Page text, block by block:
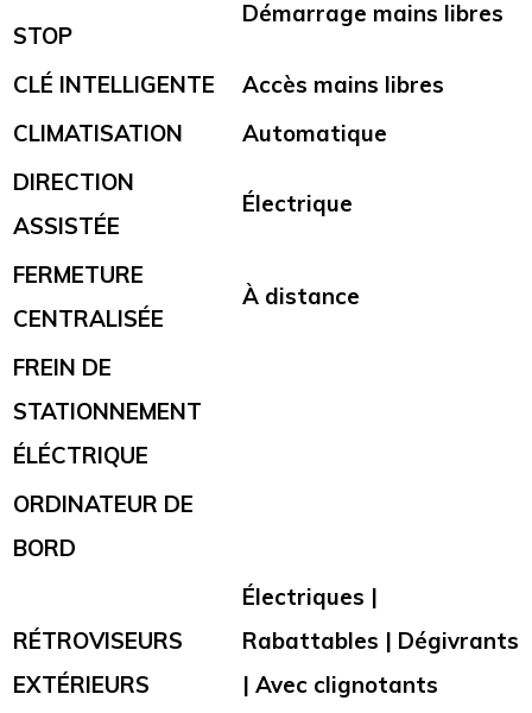
STOP
Démarrage mains libres
CLÉ INTELLIGENTE
Accès mains libres
CLIMATISATION
Automatique
DIRECTION
ASSISTÉE
Électrique
FERMETURE
CENTRALISÉE
À distance
FREIN DE
STATIONNEMENT
ÉLÉCTRIQUE
ORDINATEUR DE
BORD
RÉTROVISEURS
EXTÉRIEURS
Électriques |
Rabattables | Dégivrants
| Avec clignotants